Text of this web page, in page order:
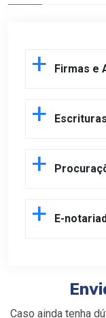
Firmas e
Escrituras
E-
Caso ainda tenha